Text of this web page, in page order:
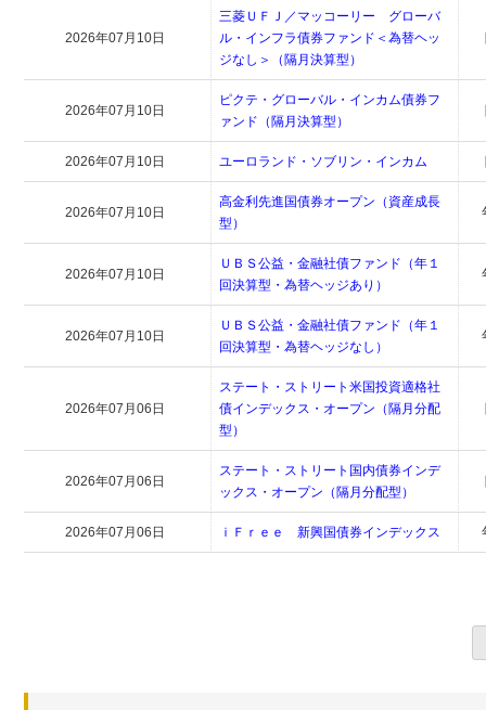
2026年07月10日
三菱ＵＦＪ／マッコーリー グローバ
ル・インフラ債券ファンド＜為替ヘッ
ジなし＞（隔月決算型）
2026年07月10日
ピクテ・グローバル・インカム債券フ
ァンド（隔月決算型）
2026年07月10日 ユーロランド・ソブリン・インカム
2026年07月10日
高金利先進国債券オープン（資産成長
型）
2026年07月10日
ＵＢＳ公益・金融社債ファンド（年１
回決算型・為替ヘッジあり）
2026年07月10日
ＵＢＳ公益・金融社債ファンド（年１
回決算型・為替ヘッジなし）
2026年07月06日
ステート・ストリート米国投資適格社
債インデックス・オープン（隔月分配
型）
2026年07月06日
ステート・ストリート国内債券インデ
ックス・オープン（隔月分配型）
2026年07月06日 ｉＦｒｅｅ 新興国債券インデックス